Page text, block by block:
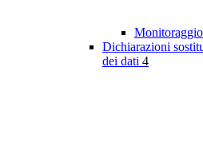
Dichiarazioni
dei dati 4